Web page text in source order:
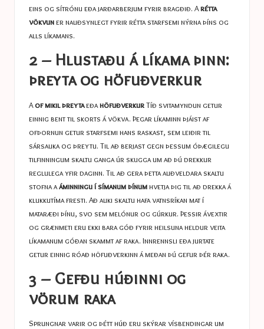
eins og sítrónu eða jarðarberjum fyrir bragðið. Arétta
vökvuner nauðsynlegt fyrir rétta starfsemi nýrna þíns og
alls líkamans.
2 – Hlustaðu á líkama þinn:
þreyta og höfuðverkur
Aof mikil þreytaeðahöfuðverkurTíð svitamyndun getur
einnig bent til skorts á vökva. Þegar líkaminn þjáist af
ofþornun getur starfsemi hans raskast, sem leiðir til
sársauka og þreytu. Til að berjast gegn þessum óþægilegu
tilfinningum skaltu ganga úr skugga um að þú drekkur
reglulega yfir daginn. Til að gera þetta auðveldara skaltu
stofna aáminningu í símanum þínumhvetja þig til að drekka á
klukkutíma fresti. Að auki skaltu hafa vatnsríkan mat í
mataræði þínu, svo sem melónur og gúrkur. Þessir ávextir
og grænmeti eru ekki bara góð fyrir heilsuna heldur veita
líkamanum góðan skammt af raka. Innrennsli eða jurtate
getur einnig róað höfuðverkinn á meðan þú gefur þér raka.
3 – Gefðu húðinni og
vörum raka
Sprungnar varir og þétt húð eru skýrar vísbendingar um